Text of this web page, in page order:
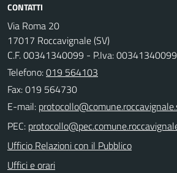
CONTATTI
Via Roma 20
17017 Roccavignale (SV)
C.F. 00341340099 - P.Iva: 00341340099
Telefono:019 564103
Fax: 019 564730
E-mail:
PEC:
Ufficio Relazioni con il Pubblico
Uffici e orari